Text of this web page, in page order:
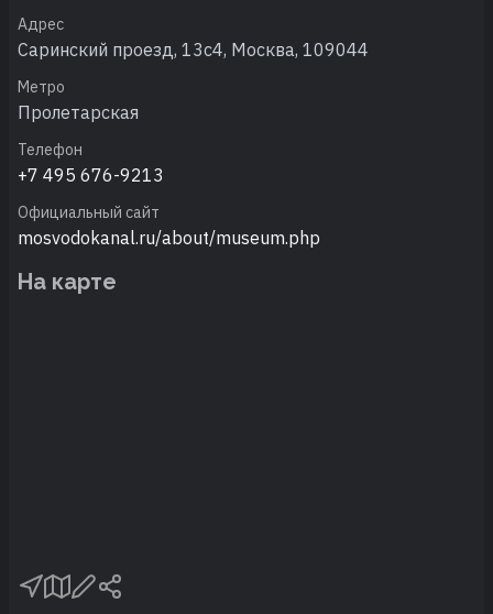
Адрес
Саринский проезд, 13с4, Москва, 109044
Метро
Пролетарская
Телефон
+7 495 676-9213
Официальный сайт
mosvodokanal.ru/about/museum.php
На карте